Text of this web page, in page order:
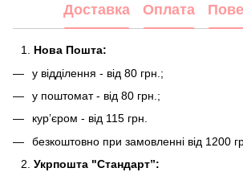
Доставка Оплата
Нова Пошта:
у відділення - від 80 грн.;
у поштомат - від 80 грн.;
курʼєром - від 115 грн.
безкоштовно при замовленні від 1200
Укрпошта "Стандарт”: